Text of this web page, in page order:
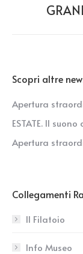
Scopri altre
Apertura
ESTATE. Il
Apertura
Collegamenti
Il Filatoio
Info Museo